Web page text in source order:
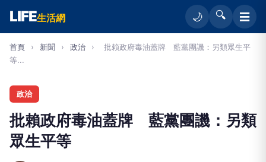
LIFE生活網 🌙 🔍 ☰
首頁 › 新聞 › 政治 ›
批賴政府毒油蓋牌 藍黨團譏：另類眾生平
等...
政治
批賴政府毒油蓋牌 藍黨團譏：另類
眾生平等